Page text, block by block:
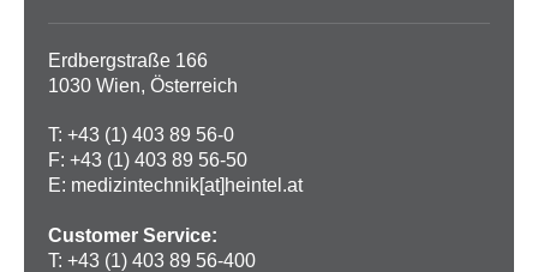
Erdbergstraße 166
1030 Wien, Österreich
T: +43 (1) 403 89 56-0
F: +43 (1) 403 89 56-50
E: medizintechnik[at]heintel.at
Customer Service:
T: +43 (1) 403 89 56-400